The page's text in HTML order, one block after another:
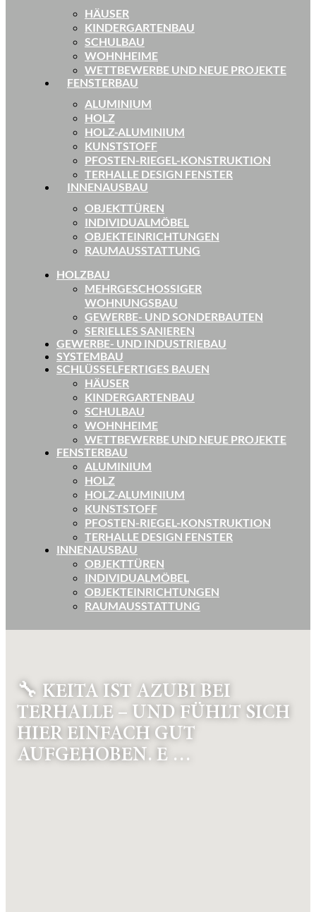
HÄUSER
KINDERGARTENBAU
SCHULBAU
WOHNHEIME
WETTBEWERBE UND NEUE PROJEKTE
FENSTERBAU
ALUMINIUM
HOLZ
HOLZ-ALUMINIUM
KUNSTSTOFF
PFOSTEN-RIEGEL-KONSTRUKTION
TERHALLE DESIGN FENSTER
INNENAUSBAU
OBJEKTTÜREN
INDIVIDUALMÖBEL
OBJEKTEINRICHTUNGEN
RAUMAUSSTATTUNG
HOLZBAU
MEHRGESCHOSSIGER
WOHNUNGSBAU
GEWERBE- UND SONDERBAUTEN
SERIELLES SANIEREN
GEWERBE- UND INDUSTRIEBAU
SYSTEMBAU
SCHLÜSSELFERTIGES BAUEN
HÄUSER
KINDERGARTENBAU
SCHULBAU
WOHNHEIME
WETTBEWERBE UND NEUE PROJEKTE
FENSTERBAU
ALUMINIUM
HOLZ
HOLZ-ALUMINIUM
KUNSTSTOFF
PFOSTEN-RIEGEL-KONSTRUKTION
TERHALLE DESIGN FENSTER
INNENAUSBAU
OBJEKTTÜREN
INDIVIDUALMÖBEL
OBJEKTEINRICHTUNGEN
RAUMAUSSTATTUNG
🔧 KEITA IST AZUBI BEI
TERHALLE – UND FÜHLT SICH
HIER EINFACH GUT
AUFGEHOBEN. E …